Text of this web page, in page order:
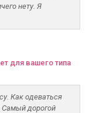
нету. Я
для вашего типа
Как одеваться
Самый дорогой